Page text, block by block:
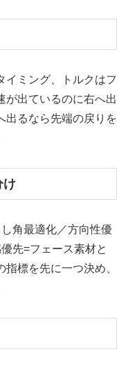
イミング、トルクはフ
が出ているのに右へ出
出るなら先端の戻りを
け
角最適化／方向性優
先=フェース素材と
標を先に一つ決め、